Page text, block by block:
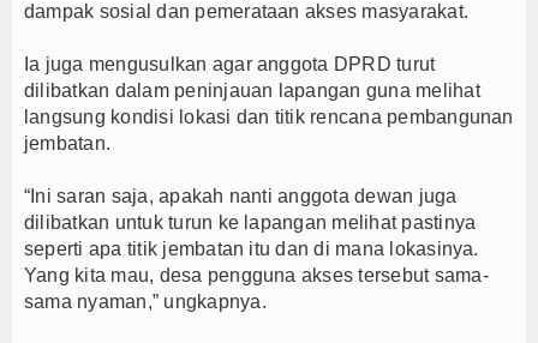
dampak sosial dan pemerataan akses masyarakat.
Ia juga mengusulkan agar anggota DPRD turut
dilibatkan dalam peninjauan lapangan guna melihat
langsung kondisi lokasi dan titik rencana pembangunan
jembatan.
“Ini saran saja, apakah nanti anggota dewan juga
dilibatkan untuk turun ke lapangan melihat pastinya
seperti apa titik jembatan itu dan di mana lokasinya.
Yang kita mau, desa pengguna akses tersebut sama-
sama nyaman,” ungkapnya.